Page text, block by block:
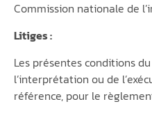
Commission nationale de
Litiges :
Les présentes conditions
l’interprétation ou de
référence, pour le